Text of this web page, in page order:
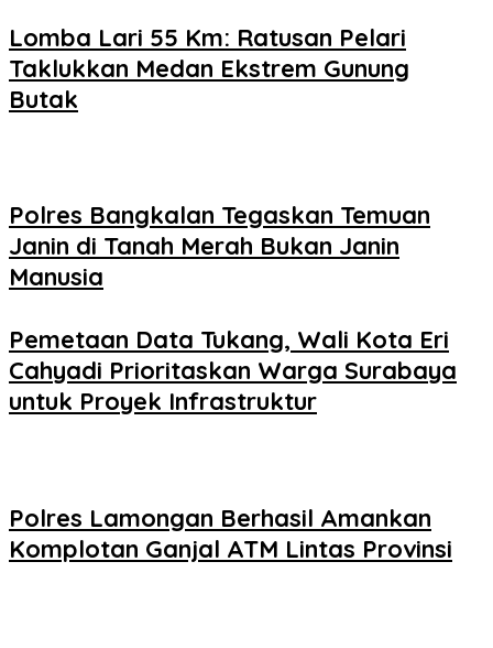
Lomba Lari 55 Km: Ratusan Pelari
Taklukkan Medan Ekstrem Gunung
Butak
Polres Bangkalan Tegaskan Temuan
Janin di Tanah Merah Bukan Janin
Manusia
Pemetaan Data Tukang, Wali Kota Eri
Cahyadi Prioritaskan Warga Surabaya
untuk Proyek Infrastruktur
Polres Lamongan Berhasil Amankan
Komplotan Ganjal ATM Lintas Provinsi